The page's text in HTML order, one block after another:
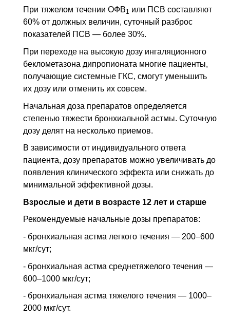
При тяжелом течении ОФВ1 или ПСВ составляют
60% от должных величин, суточный разброс
показателей ПСВ — более 30%.
При переходе на высокую дозу ингаляционного
беклометазона дипропионата многие пациенты,
получающие системные ГКС, смогут уменьшить
их дозу или отменить их совсем.
Начальная доза препаратов определяется
степенью тяжести бронхиальной астмы. Суточную
дозу делят на несколько приемов.
В зависимости от индивидуального ответа
пациента, дозу препаратов можно увеличивать до
появления клинического эффекта или снижать до
минимальной эффективной дозы.
Взрослые и дети в возрасте 12 лет и старше
Рекомендуемые начальные дозы препаратов:
- бронхиальная астма легкого течения — 200–600
мкг/сут;
- бронхиальная астма среднетяжелого течения —
600–1000 мкг/сут;
- бронхиальная астма тяжелого течения — 1000–
2000 мкг/сут.